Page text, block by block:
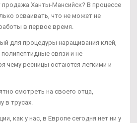
продажа Ханты-Мансийск? В процессе
осваивать, что не может не
в первое время.
для процедуры наращивания клей,
связи и не
чему ресницы остаются легкими и
смотреть на своего отца,
в трусах.
как у нас, в Европе сегодня нет ни у